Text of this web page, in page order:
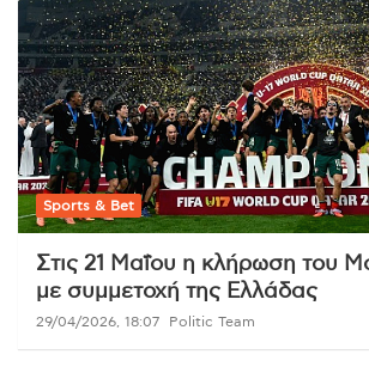
Sports & Bet
Στις 21 Μαΐου η κλήρωση του
με συμμετοχή της Ελλάδας
29/04/2026, 18:07 Politic Team